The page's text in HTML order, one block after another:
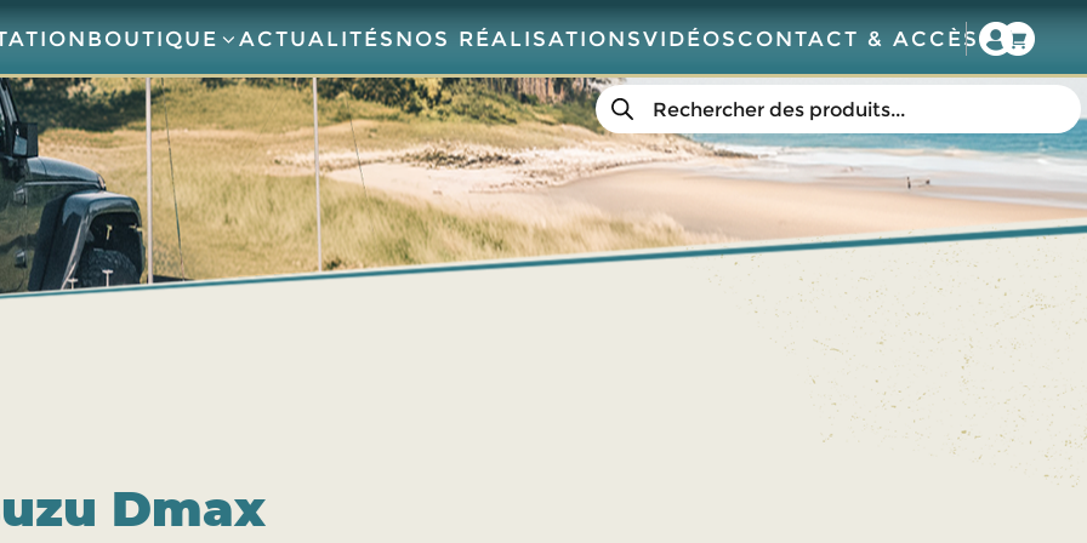
Recherche
de
produits
BOUTIQUE ACTUALITÉS NOS RÉALISATIONSVIDÉOS CONTACT & ACCÈS
Dmax